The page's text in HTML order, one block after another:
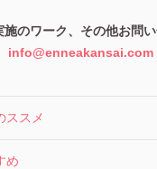
施のワーク、その他お問
info@enneakansai.com
ススメ
め